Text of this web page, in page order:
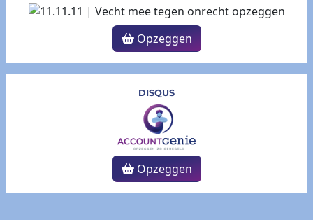
Opzeggen
DISQUS
Opzeggen